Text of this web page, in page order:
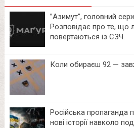
⁨”Азимут”, головний
Розповідає про те, що
повертаються із СЗЧ.
Коли обираєш 92 —
Російська пропаганда
нові історії навколо